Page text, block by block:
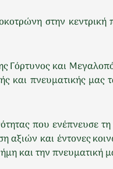
στην κεντρική
Γόρτυνος και
πνευματικής μας
που ενέπνευσε τη
αξιών και έντονες
και την πνευματική